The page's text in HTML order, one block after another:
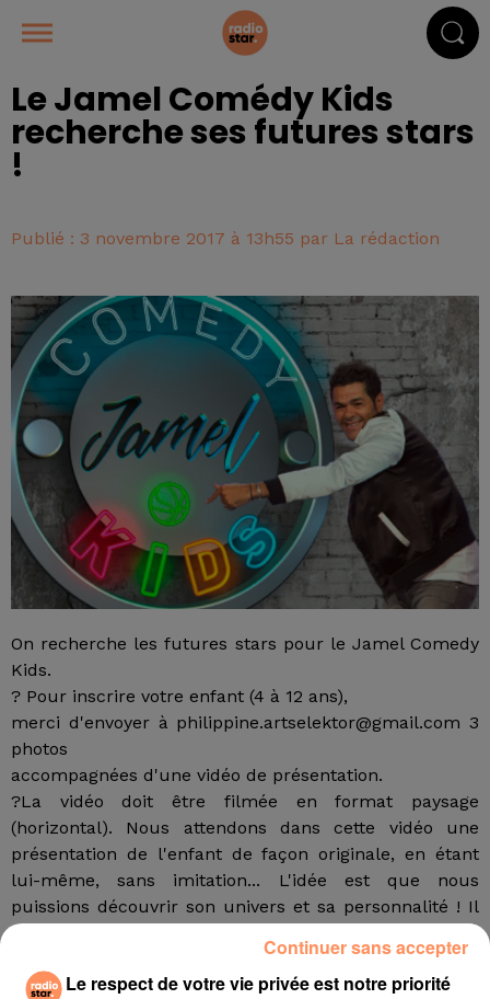
Le Jamel Comédy Kids
recherche ses futures stars
!
Publié : 3 novembre 2017 à 13h55 par La rédaction
On recherche les futures stars pour le Jamel Comedy
Kids.
? Pour inscrire votre enfant (4 à 12 ans),
merci d'envoyer à philippine.artselektor@gmail.com 3
photos
accompagnées d'une vidéo de présentation.
?La vidéo doit être filmée en format paysage
(horizontal). Nous attendons dans cette vidéo une
présentation de l'enfant de façon originale, en étant
lui-même, sans imitation... L'idée est que nous
puissions découvrir son univers et sa personnalité ! Il
nous dit ce qu'il aime ou pas, s'il aime faire rire les
autres, s'il aime des humoristes, s'il sait faire des
blagues, etc.
Le respect de votre vie privée est notre priorité
Continuer sans accepter